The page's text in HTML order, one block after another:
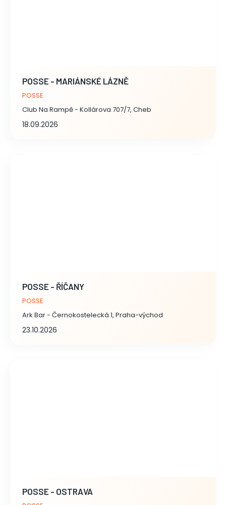
POSSE - MARIÁNSKÉ LÁZNĚ
POSSE
Club Na Rampě - Kollárova 707/7, Cheb
18.09.2026
POSSE - ŘÍČANY
POSSE
Ark Bar - Černokostelecká 1, Praha-východ
23.10.2026
POSSE - OSTRAVA